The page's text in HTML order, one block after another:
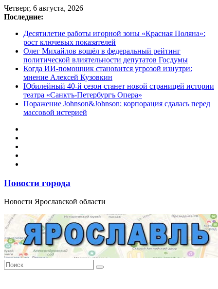
Перейти
к
Четверг, 6 августа, 2026
Последние:
Десятилетие работы игорной зоны «Красная Поляна»:
рост ключевых показателей
Олег Михайлов вошёл в федеральный рейтинг
политической влиятельности депутатов Госдумы
Когда ИИ-помощник становится угрозой изнутри:
мнение Алексей Кузовкин
Юбилейный 40-й сезон станет новой страницей истории
театра «Санктъ-Петербургъ Опера»
Поражение Johnson&Johnson: корпорация сдалась перед
массовой истерией
Новости города
Новости Ярославской области